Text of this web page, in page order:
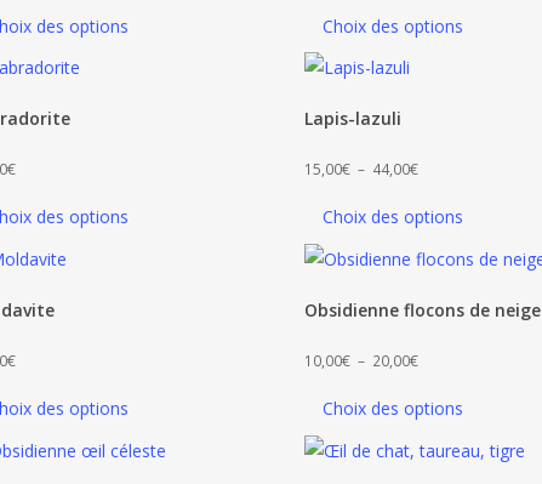
des options Choix des options
prix :
des options
€
Choix des options
Lapis-lazuli
15,00€ – 44,00€Plage
prix :
15,00€
des options
€
Choix des options
Obsidienne flocons de neige
10,00€ – 20,00€Plage
prix :
10,00€